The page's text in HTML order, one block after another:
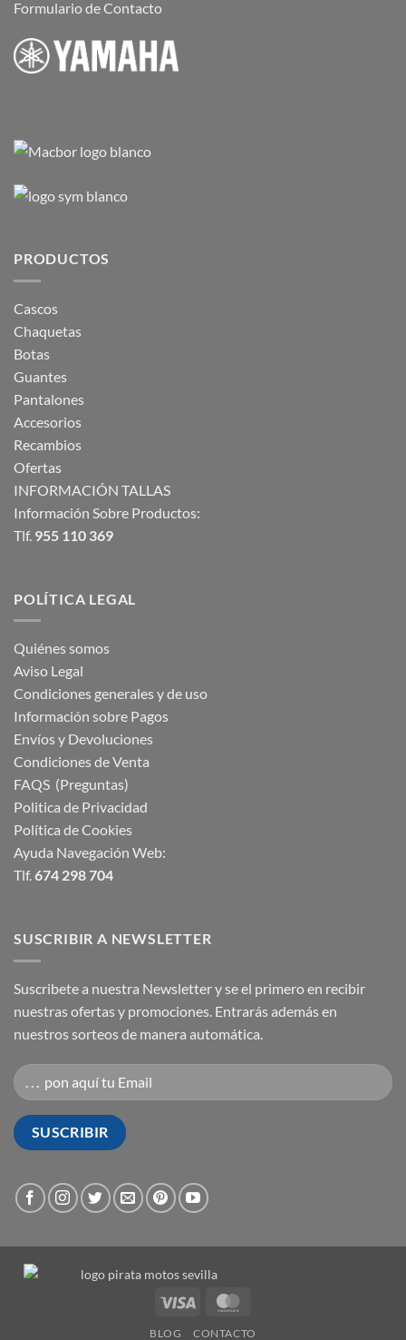
Formulario de Contacto
PRODUCTOS
Cascos
Chaquetas
Botas
Guantes
Pantalones
Accesorios
Recambios
Ofertas
INFORMACIÓN TALLAS
Información Sobre Productos:
Tlf. 955 110 369
POLÍTICA LEGAL
Quiénes somos
Aviso Legal
Condiciones generales y de uso
Información sobre Pagos
Envíos y Devoluciones
Condiciones de Venta
FAQS (Preguntas)
Politica de Privacidad
Política de Cookies
Ayuda Navegación Web:
Tlf.674 298 704
SUSCRIBIR A NEWSLETTER
Suscribete a nuestra Newsletter y se el primero en recibir
nuestras ofertas y promociones. Entrarás además en
nuestros sorteos de manera automática.
Visa
BLOG CONTACTO